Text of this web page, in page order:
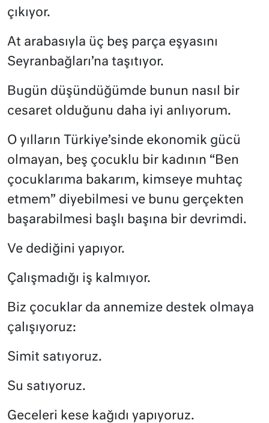
çıkıyor.
At arabasıyla üç beş parça eşyasını
Seyranbağları’na taşıtıyor.
Bugün düşündüğümde bunun nasıl bir
cesaret olduğunu daha iyi anlıyorum.
O yılların Türkiye’sinde ekonomik gücü
olmayan, beş çocuklu bir kadının “Ben
çocuklarıma bakarım, kimseye muhtaç
etmem” diyebilmesi ve bunu gerçekten
başarabilmesi başlı başına bir devrimdi.
Ve dediğini yapıyor.
Çalışmadığı iş kalmıyor.
Biz çocuklar da annemize destek olmaya
çalışıyoruz:
Simit satıyoruz.
Su satıyoruz.
Geceleri kese kağıdı yapıyoruz.